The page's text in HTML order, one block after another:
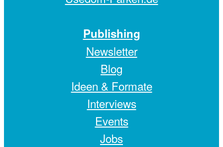
Publishing
Newsletter
Blog
Ideen & Formate
Interviews
Events
Jobs